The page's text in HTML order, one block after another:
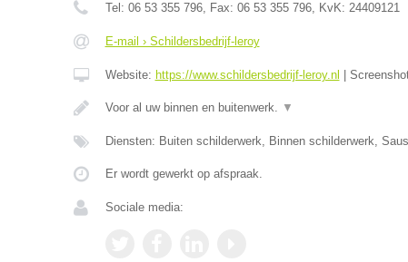
Tel: 06 53 355 796, Fax: 06 53 355 796, KvK: 24409121
E-mail › Schildersbedrijf-leroy
Website: https://www.schildersbedrijf-leroy.nl
Voor al uw binnen en buitenwerk. ▼
Diensten: Buiten schilderwerk, Binnen schilderwerk,
Er wordt gewerkt op afspraak.
Sociale media: